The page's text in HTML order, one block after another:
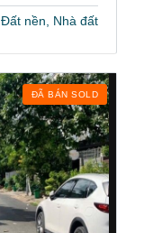
Đất nền, Nhà đất
ĐÃ BÁN SOLD